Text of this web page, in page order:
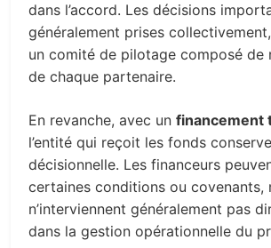
dans l’accord. Les décisions
généralement prises
un comité de pilotage composé de
de chaque partenaire.
En revanche, avec un financement
l’entité qui reçoit les fonds
décisionnelle. Les financeurs
certaines conditions ou covenants,
n’interviennent généralement pas
dans la gestion opérationnelle du